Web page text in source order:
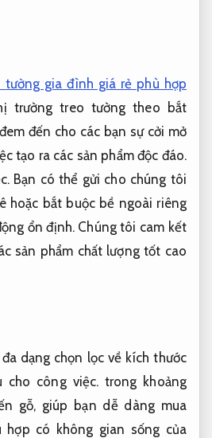
tường gia đình giá rẻ phù hợp
trường treo tường theo bắt
đến cho các bạn sự cởi mở
tạo ra các sản phẩm độc đáo.
Bạn có thể gửi cho chúng tôi
hoặc bắt buộc bề ngoài riêng
ổn định.Chúng tôi cam kết
sản phẩm chất lượng tốt cao
dạng chọn lọc về kích thước
cho công việc. trong khoảng
gỗ, giúp bạn dễ dàng mua
hợp có không gian sống của